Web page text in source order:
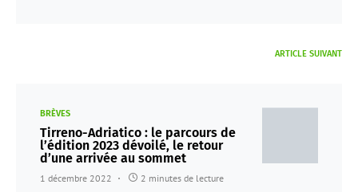
ARTICLE SUIVANT
BRÈVES
Tirreno-Adriatico : le parcours de
l’édition 2023 dévoilé, le retour
d’une arrivée au sommet
1 décembre 2022 2 minutes de lecture